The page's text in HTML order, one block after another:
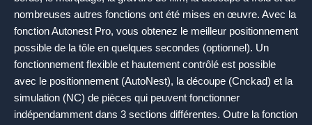
nombreuses autres fonctions ont été mises en œuvre. Avec la
fonction Autonest Pro, vous obtenez le meilleur positionnement
possible de la tôle en quelques secondes (optionnel). Un
fonctionnement flexible et hautement contrôlé est possible
avec le positionnement (AutoNest), la découpe (Cnckad) et la
simulation (NC) de pièces qui peuvent fonctionner
indépendamment dans 3 sections différentes. Outre la fonction